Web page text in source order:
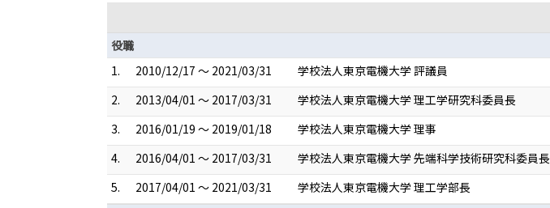
役職
1.
2010/12/17 ～ 2021/03/31
学校法人東京電機大学 評議員
2.
2013/04/01 ～ 2017/03/31
学校法人東京電機大学 理工学研究科委員長
3.
2016/01/19 ～ 2019/01/18
学校法人東京電機大学 理事
4.
2016/04/01 ～ 2017/03/31
学校法人東京電機大学 先端科学技術研究科委員長
5.
2017/04/01 ～ 2021/03/31
学校法人東京電機大学 理工学部長